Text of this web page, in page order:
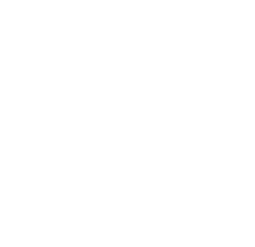
て
バッジを付与しています
安心・安全なユーザーです
引を完了させた実績があります
ます